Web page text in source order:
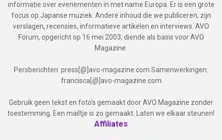
informatie over evenementen in met name Europa. Er is een grote
focus op Japanse muziek. Andere inhoud die we publiceren, zijn
verslagen, recensies, informatieve artikelen en interviews. AVO
Forum, opgericht op 16 mei 2003, diende als basis voor AVO
Magazine.
Persberichten: press[@]avo-magazine.com Samenwerkingen:
francisca[@]avo-magazine.com
Gebruik geen tekst en foto's gemaakt door AVO Magazine zonder
toestemming. Een mailtje is zo gemaakt. Laten we elkaar steunen!
Affiliates